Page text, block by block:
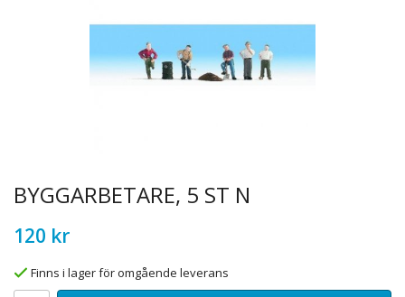
BYGGARBETARE, 5 ST N
120 kr
Finns i lager för omgående leverans